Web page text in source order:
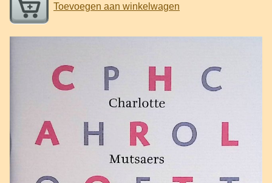
Toevoegen aan winkelwagen